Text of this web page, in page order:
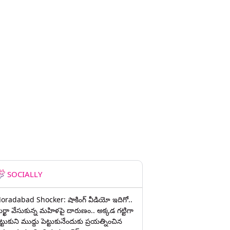
SOCIALLY
Shocker: షాకింగ్ వీడియో ఇదిగో..
వేసుకున్న మహిళపై దారుణం.. అక్కడ గట్టిగా
ముద్దు పెట్టుకునేందుకు ప్రయత్నించిన